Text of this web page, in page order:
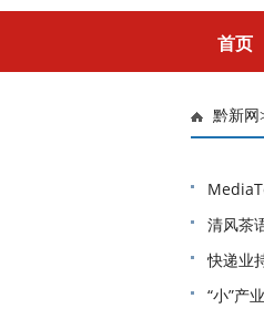
首页
黔新网
清风茶
快递业
“小”产